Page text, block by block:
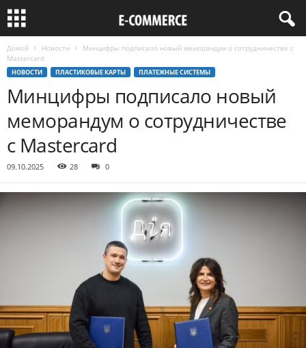
Домой Новости
Минцифры подписало новый меморандум о сотрудничестве с
Mastercard
НОВОСТИ ПЛАСТИКОВЫЕ КАРТЫ ПЛАТЕЖНЫЕ СИСТЕМЫ
Минцифры подписало новый
меморандум о сотрудничестве
с Mastercard
09.10.2025 28 0